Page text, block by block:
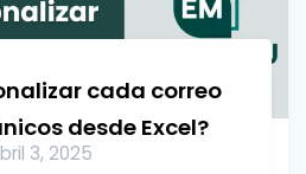
cada correo
desde Excel?
3, 2025